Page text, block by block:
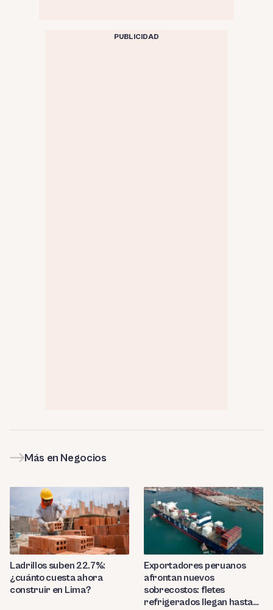
PUBLICIDAD
Más en Negocios
Ladrillos suben 22.7%:
¿cuánto cuesta ahora
construir en Lima?
Exportadores peruanos
afrontan nuevos
sobrecostos: fletes
refrigerados llegan hasta